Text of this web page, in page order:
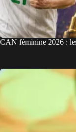
CAN féminine 2026 :